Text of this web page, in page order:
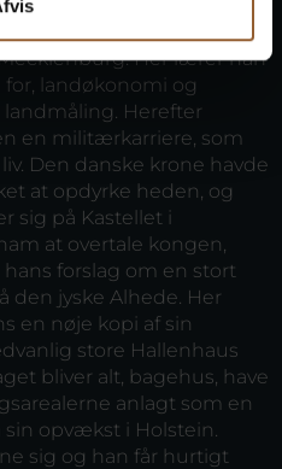
op ved et gods mellem
Her lærer han
landøkonomi og
Herefter
en militærkarriere, som
Den danske krone havde
at opdyrke heden, og
sig på Kastellet i
at overtale kongen,
hans forslag om en stort
den jyske Alhede. Her
en nøje kopi af sin
store Hallenhaus
bliver alt, bagehus, have
anlagt som en
sin opvækst i Holstein.
sig og han får hurtigt